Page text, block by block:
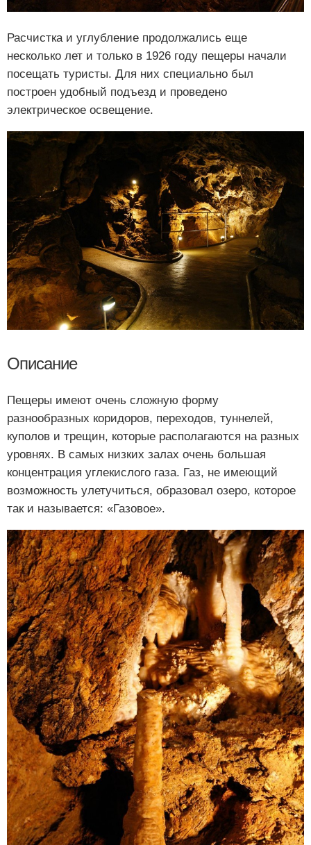
Расчистка и углубление продолжались еще
несколько лет и только в 1926 году пещеры начали
посещать туристы. Для них специально был
построен удобный подъезд и проведено
электрическое освещение.
Описание
Пещеры имеют очень сложную форму
разнообразных коридоров, переходов, туннелей,
куполов и трещин, которые располагаются на разных
уровнях. В самых низких залах очень большая
концентрация углекислого газа. Газ, не имеющий
возможность улетучиться, образовал озеро, которое
так и называется: «Газовое».